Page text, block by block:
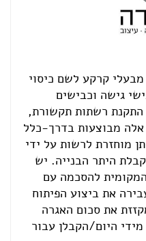
קרקע לשם כיסוי
גישה וכבישים
התקנת רשתות תקשורת,
אלה מבוצעות בדרך-כלל
מוחזרת לרשות על ידי
היתר הבנייה. יש
להסכמה עם
את ביצוע הפיתוח
את סכום האגרה
היום/הקבלן עבור